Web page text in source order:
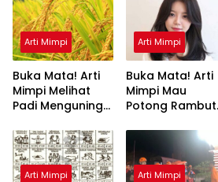
Arti Mimpi
Buka Mata! Arti
Mimpi Melihat
Padi Menguning
Diketahui
Arti Mimpi
Buka Mata! Arti
Mimpi Mau
Potong Rambut
Ini Penjelasannya
Arti Mimpi Arti Mimpi